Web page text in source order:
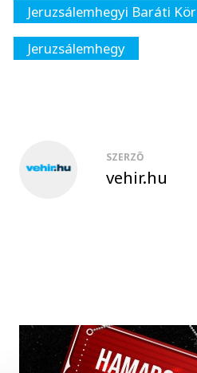
Jeruzsálemhegyi Baráti Kör
Jeruzsálemhegy
SZERZŐ
vehir.hu